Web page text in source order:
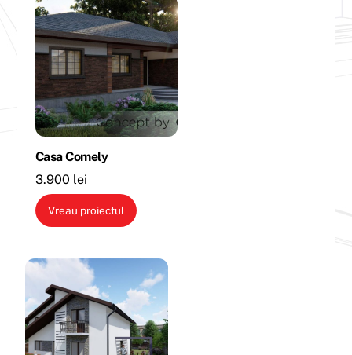
Casa Comely
3.900 lei
Vreau proiectul